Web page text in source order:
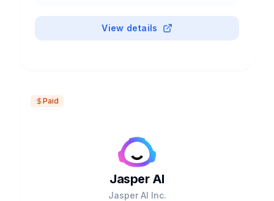
View details
Paid
Jasper AI
Jasper AI Inc.